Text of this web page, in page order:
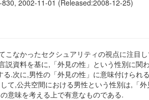
2002-11-01 (Released:2008-12-25)
なかったセクシュアリティの視点に注目
説資料を基に,「外見の性」という性別に関
.次に,男性の「外見の性」に意味付けられ
て,公共空間における男性という性別は,「
意味を考える上で有意なものである.